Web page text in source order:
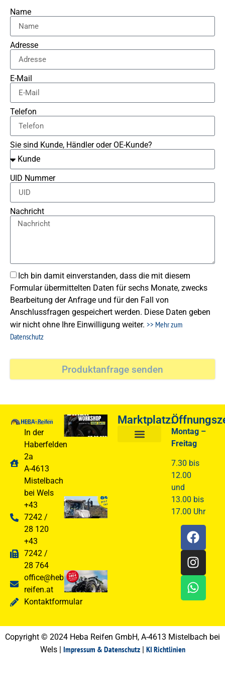
Name
Adresse
E-Mail
Telefon
Sie sind Kunde, Händler oder OE-Kunde?
UID Nummer
Nachricht
Ich bin damit einverstanden, dass die mit diesem
Formular übermittelten Daten für sechs Monate, zwecks
Bearbeitung der Anfrage und für den Fall von
Anschlussfragen gespeichert werden. Diese Daten geben
wir nicht ohne Ihre Einwilligung weiter. >> Mehr zum
Datenschutz
Produktanfrage senden
In der
Haberfelden
2a
A-4613
Mistelbach
bei Wels
+43
7242 /
28 120
+43
7242 /
28 764
office@heba-
reifen.at
Kontaktformular
Biker
Workshop
07.03.2026
Marktplatz:
Montag –
Freitag
7.30 bis
12.00
und
13.00 bis
17.00 Uhr
Copyright © 2024 Heba Reifen GmbH, A-4613 Mistelbach bei
Wels |
Impressum & Datenschutz| KI Richtlinien